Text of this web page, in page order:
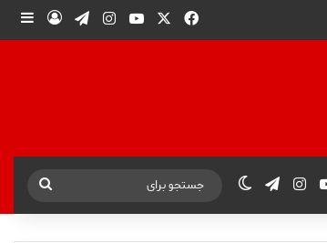
فیس بوکیوتیوباینستاگرام
تلگرامورود
یوتیوباینستاگرام
تلگرامتغییر پوسته
جستجو
برای